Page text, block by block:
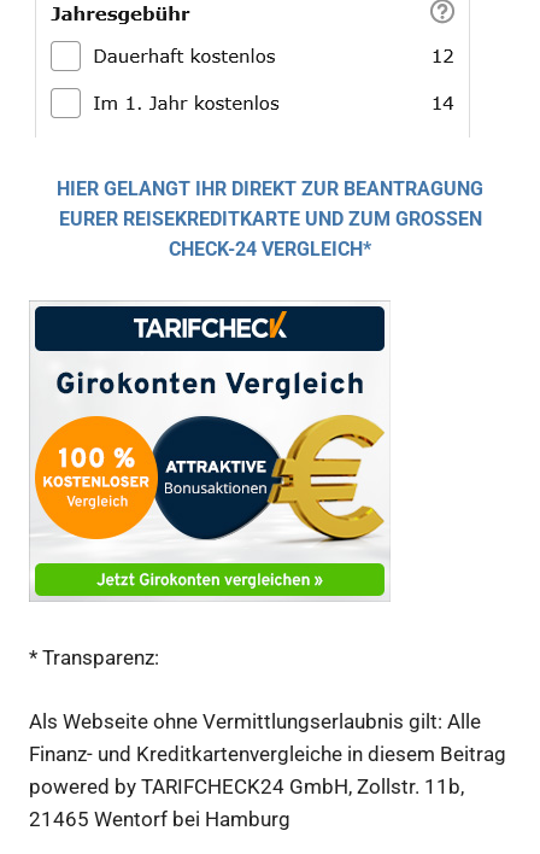
HIER GELANGT IHR DIREKT ZUR BEANTRAGUNG
EURER REISEKREDITKARTE UND ZUM GROSSEN C
HECK-24 VERGLEICH*
* Transparenz:
Als Webseite ohne Vermittlungserlaubnis gilt: Alle
Finanz- und Kreditkartenvergleiche in diesem Beitrag
powered by TARIFCHECK24 GmbH, Zollstr. 11b,
21465 Wentorf bei Hamburg